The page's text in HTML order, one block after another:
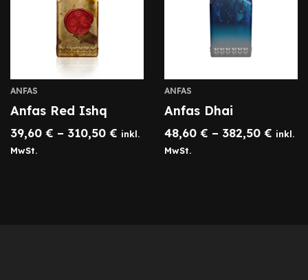
ANFAS
Anfas Red Ishq
39,60 € – 310,50 € inkl.
MwSt.
ANFAS
Anfas Dhai
48,60 € – 382,50 € inkl.
MwSt.